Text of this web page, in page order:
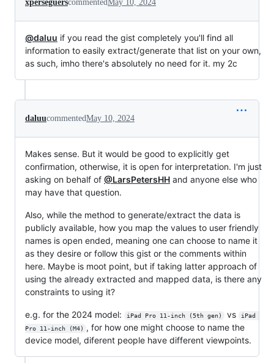
xperseguerscommentedMay 10, 2024
@daluu if you read the gist completely you'll find all
information to easily extract/generate that list on your own,
as such, imho there's absolutely no need for it. my 2c
daluucommentedMay 10, 2024
Makes sense. But it would be good to explicitly get
confirmation, otherwise, it is open for interpretation. I'm just
asking on behalf of @LarsPetersHH and anyone else who
may have that question.
Also, while the method to generate/extract the data is
publicly available, how you map the values to user friendly
names is open ended, meaning one can choose to name it
as they desire or follow this gist or the comments within
here. Maybe is moot point, but if taking latter approach of
using the already extracted and mapped data, is there any
constraints to using it?
e.g. for the 2024 model: iPad Pro 11-inch (5th gen) vs
iPad
Pro 11-inch (M4)
, for how one might choose to name the
device model, diferent people have different viewpoints.